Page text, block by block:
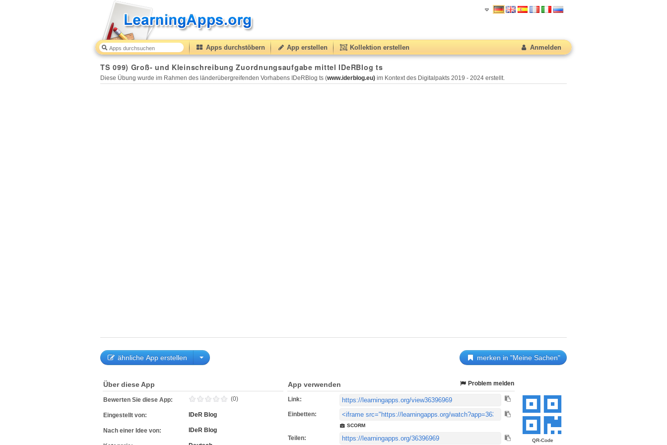
Apps durchstöbern App erstellen Kollektion erstellen Anmelden
TS 099) Groß- und Kleinschreibung Zuordnungsaufgabe mittel IDeRBlog ts
Diese Übung wurde im Rahmen des länderübergreifenden Vorhabens IDeRBlog ts (www.iderblog.eu) im Kontext des Digitalpakts 2019 - 2024 erstellt.
ähnliche App erstellen merken in "Meine Sachen"
QR-Code
Über diese App
Bewerten Sie diese App: (0)
Eingestellt von: IDeR Blog
Nach einer Idee von: IDeR Blog
App verwenden Problem melden
Link:
Einbetten:
SCORM
Teilen: